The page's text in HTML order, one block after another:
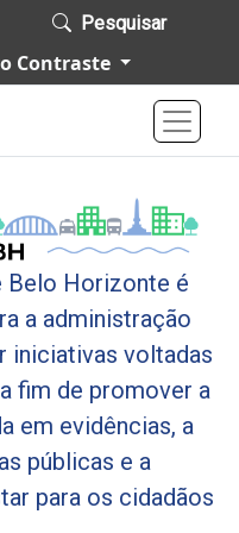
o
t
l
d
e
D
a
d
o
s
d
Pesquisar
Contraste
Belo Horizonte é
a administração
iniciativas voltadas
fim de promover a
em evidências, a
públicas e a
para os cidadãos